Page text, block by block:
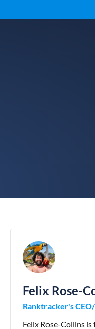
Felix Rose-
Ranktracker's
Felix Rose-Collins